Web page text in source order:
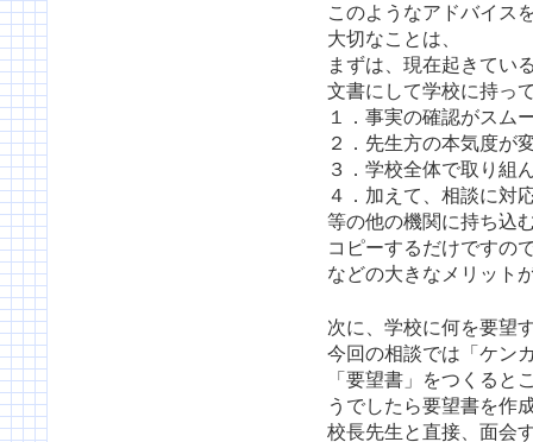
このようなアドバイス
大切なことは、
まずは、現在起きてい
文書にして学校に持っ
１．事実の確認がスム
２．先生方の本気度が
３．学校全体で取り組
４．加えて、相談に対
等の他の機関に持ち込
コピーするだけですの
などの大きなメリット
次に、学校に何を要望
今回の相談では「ケン
「要望書」をつくると
うでしたら要望書を作
校長先生と直接、面会